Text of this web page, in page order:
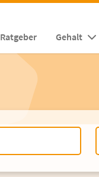
Ratgeber Gehalt